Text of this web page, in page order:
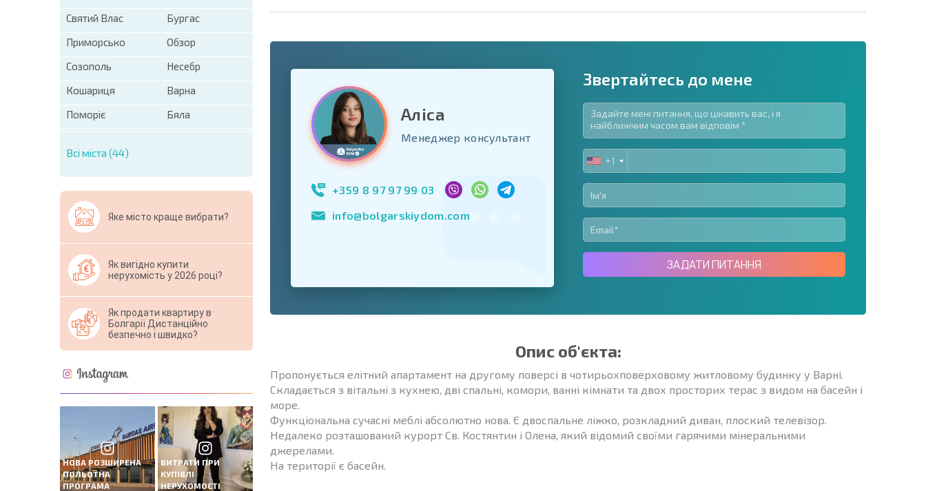
Святий Влас
Бургас
Приморсько
Обзор
Созополь
Несебр
Кошариця
Варна
Поморіє
Бяла
Всі міста (44)
Яке місто краще вибрати?
Як вигідно купити
нерухомість у 2026 році?
Як продати квартиру в
Болгарії Дистанційно
безпечно і швидко?
НОВА РОЗШИРЕНА
ПОЛЬОТНА
ПРОГРАМА
ВИТРАТИ ПРИ
КУПІВЛІ
НЕРУХОМОСТІ
United
+1
* Поля обов'язкові для заповнення
Свернуть форму
Підписатися на розсилку | Натискаючи кнопку, ви дозволяєте
використання своїх даних.
Надіслати повідомлення
Аліса
Менеджер консультант
+359 8 97 97 99 03
info@bolgarskiydom.com
Звертайтесь до мене
UNITED
STATES
+1
+1
ЗАДАТИ ПИТАННЯ
Опис об'єкта:
Пропонується елітний апартамент на другому поверсі в чотирьохповерховому житловому будинку у Варні.
Складається з вітальні з кухнею, дві спальні, комори, ванні кімнати та двох просторих терас з видом на басейн і
море.
Функціональна сучасні меблі абсолютно нова. Є двоспальне ліжко, розкладний диван, плоский телевізор.
Недалеко розташований курорт Св. Костянтин і Олена, який відомий своїми гарячими мінеральними
джерелами.
На території є басейн.